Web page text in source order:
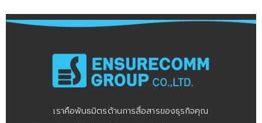
เราคือพันธมิตรด้านการสื่อสารของธุรกิจคุณ